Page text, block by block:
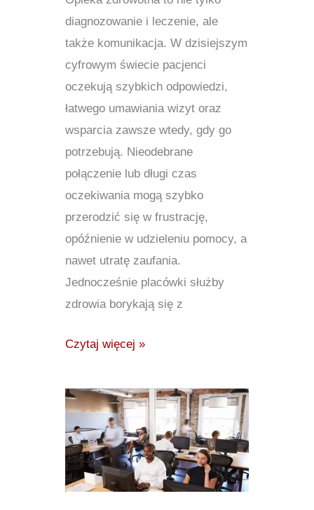
diagnozowanie i leczenie, ale
także komunikacja. W dzisiejszym
cyfrowym świecie pacjenci
oczekują szybkich odpowiedzi,
łatwego umawiania wizyt oraz
wsparcia zawsze wtedy, gdy go
potrzebują. Nieodebrane
połączenie lub długi czas
oczekiwania mogą szybko
przerodzić się w frustrację,
opóźnienie w udzieleniu pomocy, a
nawet utratę zaufania.
Jednocześnie placówki służby
zdrowia borykają się z
Czytaj więcej »
Outsourcing
centrum
kontaktowego:
wszystko,
co